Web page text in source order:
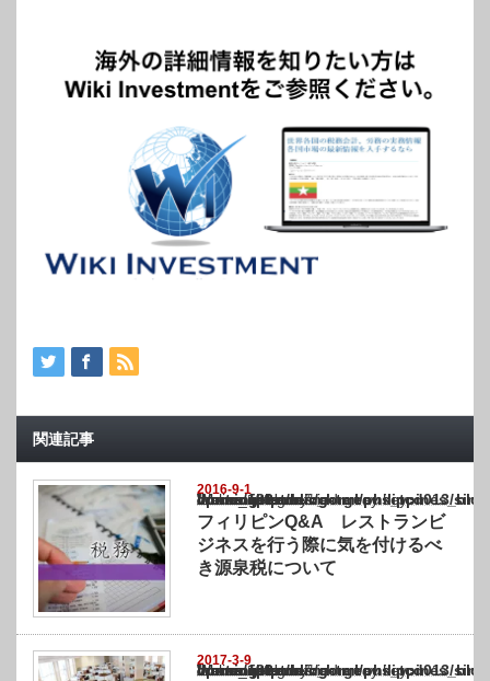
関連記事
2016-9-1
Warning
: Undefined array key "show_category" in
/home/netst/kuno-cpa.co.jp/public_html/philippines_blog/wp-content/themes/
on line183
フィリピンQ&A レストランビ
ジネスを行う際に気を付けるべ
き源泉税について
2017-3-9
Warning
: Undefined array key "show_category" in
/home/netst/kuno-cpa.co.jp/public_html/philippines_blog/wp-content/themes/
on line183